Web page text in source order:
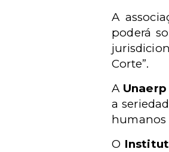
A
poderá
Corte”.
A
a
humanos
O